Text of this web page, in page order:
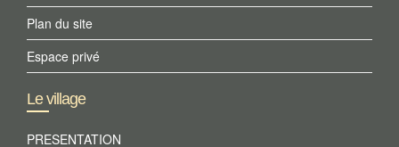
Plan du site
Espace privé
Le village
PRESENTATION